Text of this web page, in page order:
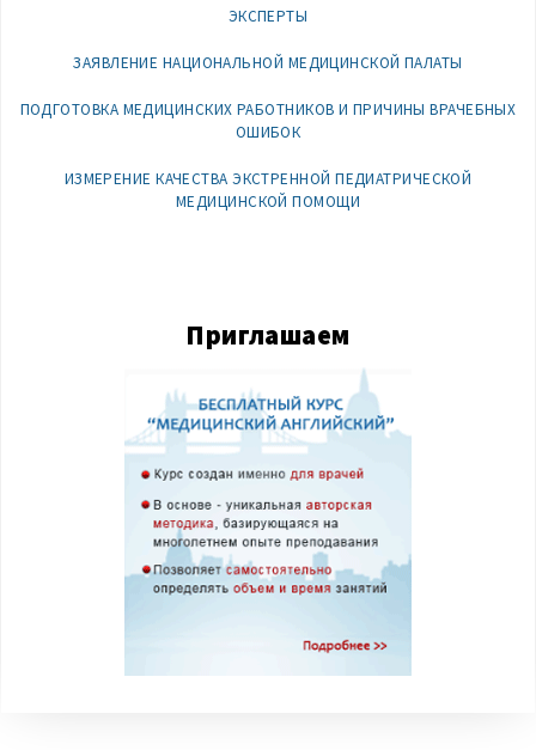
ЭКСПЕРТЫ
ЗАЯВЛЕНИЕ НАЦИОНАЛЬНОЙ МЕДИЦИНСКОЙ ПАЛАТЫ
ПОДГОТОВКА МЕДИЦИНСКИХ РАБОТНИКОВ И ПРИЧИНЫ ВРАЧЕБНЫХ
ОШИБОК
ИЗМЕРЕНИЕ КАЧЕСТВА ЭКСТРЕННОЙ ПЕДИАТРИЧЕСКОЙ
МЕДИЦИНСКОЙ ПОМОЩИ
Приглашаем